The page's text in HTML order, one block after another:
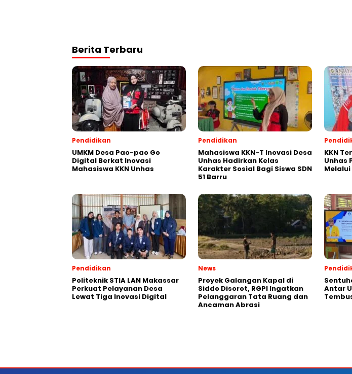
Berita Terbaru
Pendidikan
UMKM Desa Pao-pao Go
Digital Berkat Inovasi
Mahasiswa KKN Unhas
Pendidikan
Mahasiswa KKN-T Inovasi Desa
Unhas Hadirkan Kelas
Karakter Sosial Bagi Siswa SDN
51 Barru
KKN
Unhas
Pendidikan
Politeknik STIA LAN Makassar
Perkuat Pelayanan Desa
Lewat Tiga Inovasi Digital
News
Proyek Galangan Kapal di
Siddo Disorot, RGPI Ingatkan
Pelanggaran Tata Ruang dan
Ancaman Abrasi
Antar